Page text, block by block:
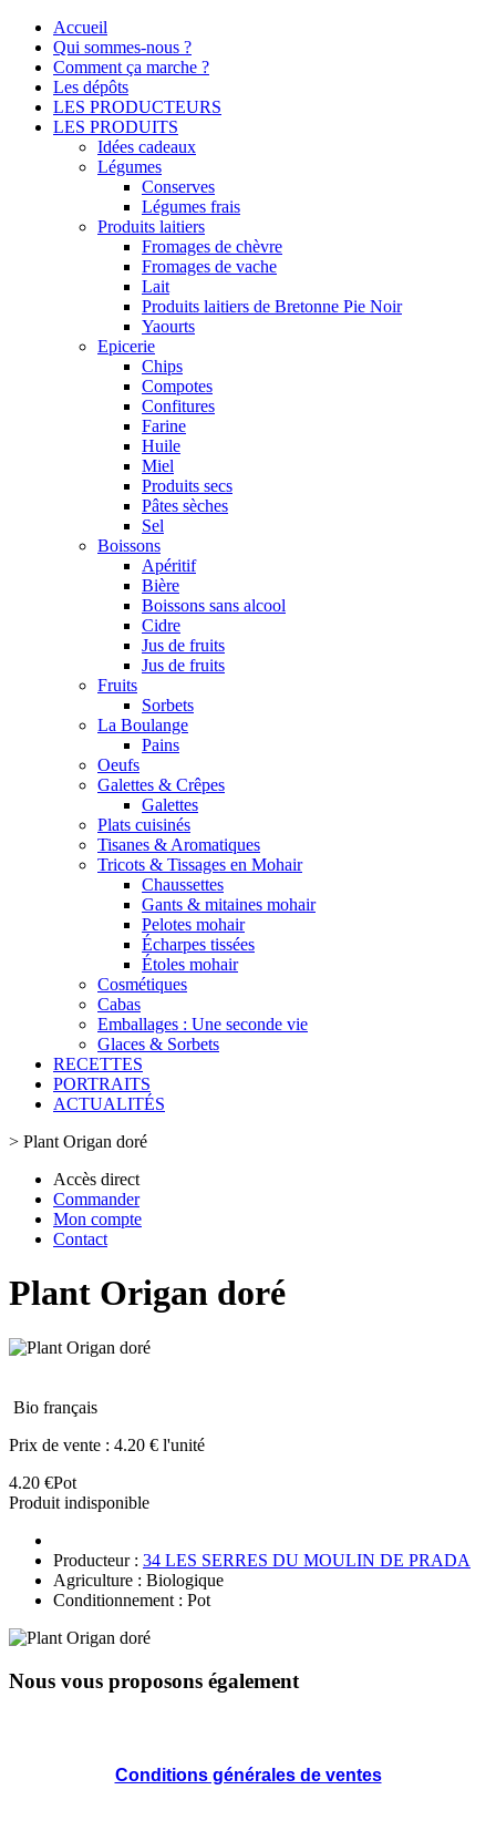
Accueil
Qui sommes-nous ?
Comment ça marche ?
Les dépôts
LES PRODUCTEURS
LES PRODUITS
Idées cadeaux
Légumes
Conserves
Légumes frais
Produits laitiers
Fromages de chèvre
Fromages de vache
Lait
Produits laitiers de Bretonne Pie Noir
Yaourts
Epicerie
Chips
Compotes
Confitures
Farine
Huile
Miel
Produits secs
Pâtes sèches
Sel
Boissons
Apéritif
Bière
Boissons sans alcool
Cidre
Jus de fruits
Jus de fruits
Fruits
Sorbets
La Boulange
Pains
Oeufs
Galettes & Crêpes
Galettes
Plats cuisinés
Tisanes & Aromatiques
Tricots & Tissages en Mohair
Chaussettes
Gants & mitaines mohair
Pelotes mohair
Écharpes tissées
Étoles mohair
Cosmétiques
Cabas
Emballages : Une seconde vie
Glaces & Sorbets
RECETTES
PORTRAITS
ACTUALITÉS
> Plant Origan doré
Accès direct
Commander
Mon compte
Contact
Plant Origan doré
Bio français
Prix de vente : 4.20 € l'unité
4.20 €Pot
Produit indisponible
Producteur : 34 LES SERRES DU MOULIN DE PRADA
Agriculture : Biologique
Conditionnement : Pot
Nous vous proposons également
Conditions générales de ventes